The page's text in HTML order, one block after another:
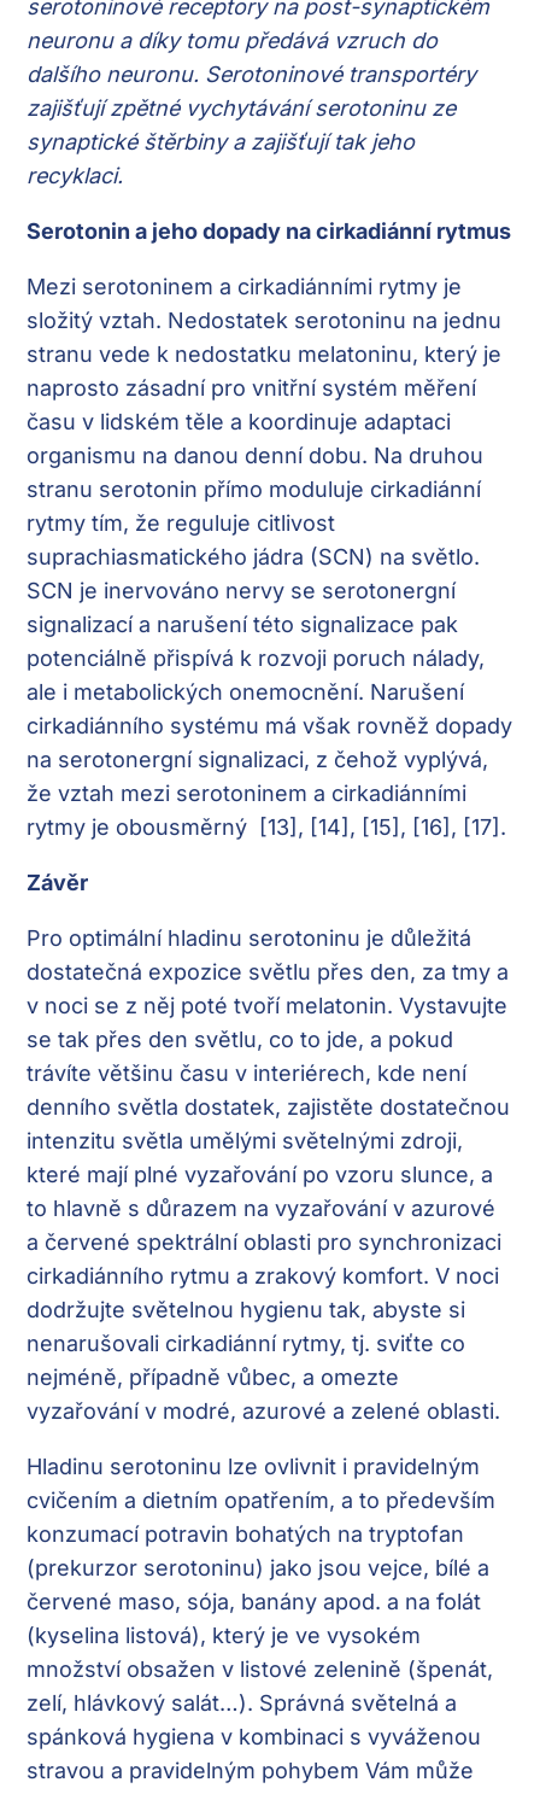
serotoninové receptory na post-synaptickém
neuronu a díky tomu předává vzruch do
dalšího neuronu. Serotoninové transportéry
zajišťují zpětné vychytávání serotoninu ze
synaptické štěrbiny a zajišťují tak jeho
recyklaci.
Serotonin a jeho dopady na cirkadiánní rytmus
Mezi serotoninem a cirkadiánními rytmy je
složitý vztah. Nedostatek serotoninu na jednu
stranu vede k nedostatku melatoninu, který je
naprosto zásadní pro vnitřní systém měření
času v lidském těle a koordinuje adaptaci
organismu na danou denní dobu. Na druhou
stranu serotonin přímo moduluje cirkadiánní
rytmy tím, že reguluje citlivost
suprachiasmatického jádra (SCN) na světlo.
SCN je inervováno nervy se serotonergní
signalizací a narušení této signalizace pak
potenciálně přispívá k rozvoji poruch nálady,
ale i metabolických onemocnění. Narušení
cirkadiánního systému má však rovněž dopady
na serotonergní signalizaci, z čehož vyplývá,
že vztah mezi serotoninem a cirkadiánními
rytmy je obousměrný [13], [14], [15], [16], [17].
Závěr
Pro optimální hladinu serotoninu je důležitá
dostatečná expozice světlu přes den, za tmy a
v noci se z něj poté tvoří melatonin. Vystavujte
se tak přes den světlu, co to jde, a pokud
trávíte většinu času v interiérech, kde není
denního světla dostatek, zajistěte dostatečnou
intenzitu světla umělými světelnými zdroji,
které mají plné vyzařování po vzoru slunce, a
to hlavně s důrazem na vyzařování v azurové
a červené spektrální oblasti pro synchronizaci
cirkadiánního rytmu a zrakový komfort. V noci
dodržujte světelnou hygienu tak, abyste si
nenarušovali cirkadiánní rytmy, tj. sviťte co
nejméně, případně vůbec, a omezte
vyzařování v modré, azurové a zelené oblasti.
Hladinu serotoninu lze ovlivnit i pravidelným
cvičením a dietním opatřením, a to především
konzumací potravin bohatých na tryptofan
(prekurzor serotoninu) jako jsou vejce, bílé a
červené maso, sója, banány apod. a na folát
(kyselina listová), který je ve vysokém
množství obsažen v listové zelenině (špenát,
zelí, hlávkový salát…). Správná světelná a
spánková hygiena v kombinaci s vyváženou
stravou a pravidelným pohybem Vám může